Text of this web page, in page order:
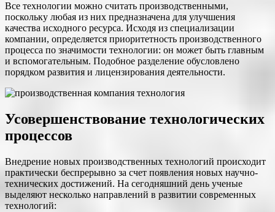
Все технологии можно считать производственными,
поскольку любая из них предназначена для улучшения
качества исходного ресурса. Исходя из специализации
компании, определяется приоритетность производственного
процесса по значимости технологии: он может быть главным
и вспомогательным. Подобное разделение обусловлено
порядком развития и лицензирования деятельности.
Усовершенствование технологических
процессов
Внедрение новых производственных технологий происходит
практически беспрерывно за счет появления новых научно-
технических достижений. На сегодняшний день ученые
выделяют несколько направлений в развитии современных
технологий: